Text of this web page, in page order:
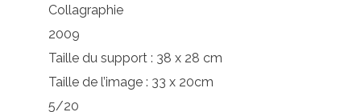
Collagraphie
2009
Taille du support : 38 x 28 cm
Taille de l’image : 33 x 20cm
5/20